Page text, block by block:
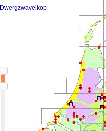
Dwergzwavelkop